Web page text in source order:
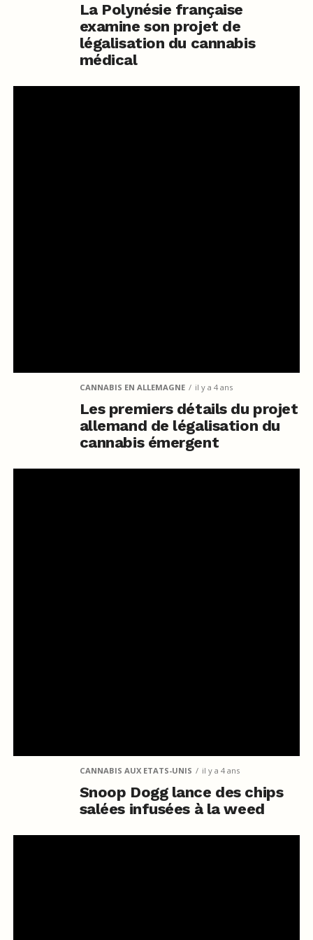
La Polynésie française
examine son projet de
légalisation du cannabis
médical
CANNABIS EN ALLEMAGNE il y a 4 ans
Les premiers détails du projet
allemand de légalisation du
cannabis émergent
CANNABIS AUX ETATS-UNIS il y a 4 ans
Snoop Dogg lance des chips
salées infusées à la weed